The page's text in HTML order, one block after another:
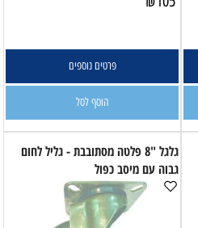
פרטים נוספים
הוסף לסל
גלגל "8 פלטה מסתובבת - גליל לחום
גבוה עם מיסב כפול